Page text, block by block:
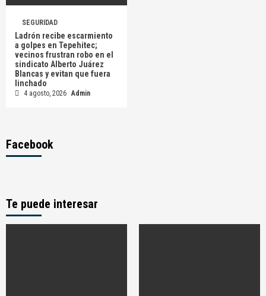
SEGURIDAD
Ladrón recibe escarmiento
a golpes en Tepehitec;
vecinos frustran robo en el
sindicato Alberto Juárez
Blancas y evitan que fuera
linchado
4 agosto, 2026 Admin
Facebook
Te puede interesar